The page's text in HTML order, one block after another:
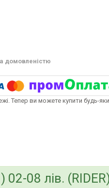
домовленістю
Тепер ви можете купити будь-
02-08 лів.